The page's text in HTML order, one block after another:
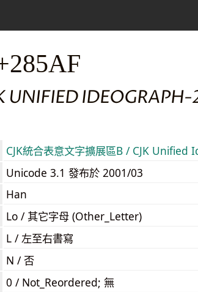
UNIFIED
CJK統合表意文字擴展區B / CJK
Unicode 3.1 發布於 2001/03
Han
Lo / 其它字母 (Other_Letter)
L / 左至右書寫
N / 否
0 / Not_Reordered; 無